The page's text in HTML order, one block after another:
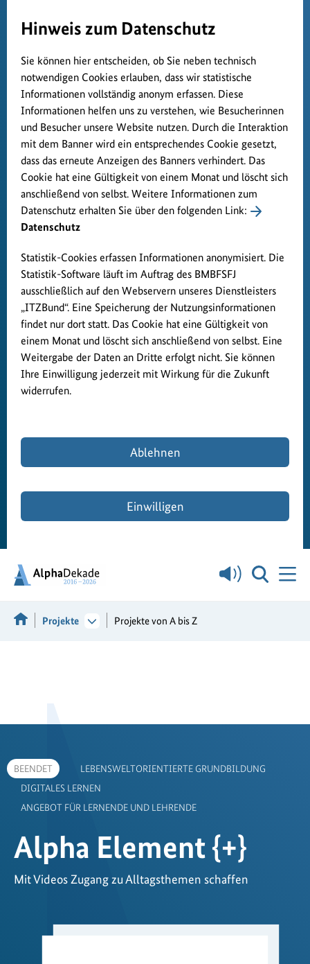
Hinweis zum Datenschutz
Sie können hier entscheiden, ob Sie neben technisch
notwendigen Cookies erlauben, dass wir statistische
Informationen vollständig anonym erfassen. Diese
Informationen helfen uns zu verstehen, wie Besucherinnen
und Besucher unsere Website nutzen. Durch die Interaktion
mit dem Banner wird ein entsprechendes Cookie gesetzt,
dass das erneute Anzeigen des Banners verhindert. Das
Cookie hat eine Gültigkeit von einem Monat und löscht sich
anschließend von selbst. Weitere Informationen zum
Datenschutz erhalten Sie über den folgenden Link:
Datenschutz
Statistik-Cookies erfassen Informationen anonymisiert. Die
Statistik-Software läuft im Auftrag des BMBFSFJ
ausschließlich auf den Webservern unseres Dienstleisters
„ITZBund“. Eine Speicherung der Nutzungsinformationen
findet nur dort statt. Das Cookie hat eine Gültigkeit von
einem Monat und löscht sich anschließend von selbst. Eine
Weitergabe der Daten an Dritte erfolgt nicht. Sie können
Ihre Einwilligung jederzeit mit Wirkung für die Zukunft
widerrufen.
Ablehnen
Einwilligen
Projekte Projekte von A bis Z
Alpha Element {+}
Mit Videos Zugang zu Alltagsthemen schaffen
BEENDET
LEBENSWELTORIENTIERTE GRUNDBILDUNG
DIGITALES LERNEN
ANGEBOT FÜR LERNENDE UND LEHRENDE